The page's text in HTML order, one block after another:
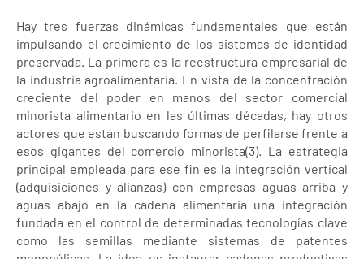
Hay tres fuerzas dinámicas fundamentales que están
impulsando el crecimiento de los sistemas de identidad
preservada. La primera es la reestructura empresarial de
la industria agroalimentaria. En vista de la concentración
creciente del poder en manos del sector comercial
minorista alimentario en las últimas décadas, hay otros
actores que están buscando formas de perfilarse frente a
esos gigantes del comercio minorista(3). La estrategia
principal empleada para ese fin es la integración vertical
(adquisiciones y alianzas) con empresas aguas arriba y
aguas abajo en la cadena alimentaria una integración
fundada en el control de determinadas tecnologías clave
como las semillas mediante sistemas de patentes